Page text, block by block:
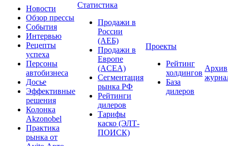
Новости
Обзор прессы
События
Интервью
Рецепты
успеха
Персоны
автобизнеса
Досье
Эффективные
решения
Колонка
Akzonobel
Практика
рынка от
Статистика
Продажи в
России
(АЕБ)
Продажи в
Европе
(ACEA)
Сегментация
рынка РФ
Рейтинги
дилеров
Тарифы
каско (ЭЛТ-
ПОИСК)
Проекты
Рейтинг
холдингов
База
дилеров
Архив